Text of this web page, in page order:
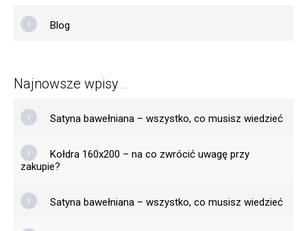
Blog
Najnowsze wpisy
Satyna bawełniana – wszystko, co musisz wiedzieć
Kołdra 160x200 – na co zwrócić uwagę przy
zakupie?
Satyna bawełniana – wszystko, co musisz wiedzieć